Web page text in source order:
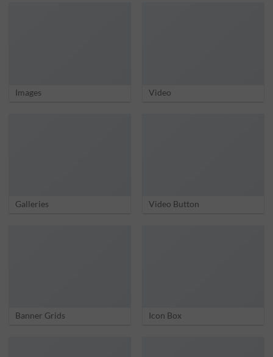
Images Video
Galleries Video Button
Banner Grids Icon Box